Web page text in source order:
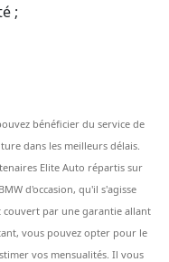
;
bénéficier du service de
dans les meilleurs délais.
Elite Auto répartis sur
d'occasion, qu'il s'agisse
couvert par une garantie allant
vous pouvez opter pour le
vos mensualités. Il vous